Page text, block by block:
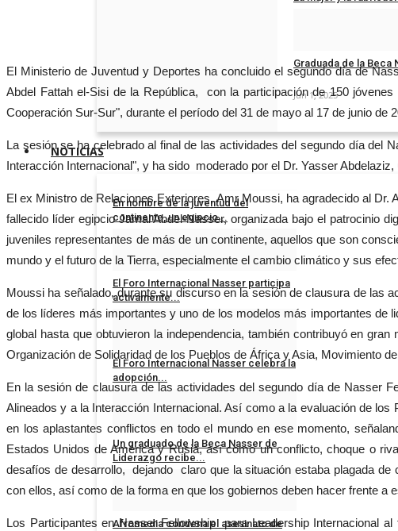
Graduada de la Beca
Jun 1, 2025
NOTICIAS
En nombre de la juventud del
continente, un egipcio...
El Foro Internacional Nasser participa
activamente...
Nov 15, 2025
El Foro Internacional Nasser celebra la
adopción...
Nov 15, 2025
Un graduado de la Beca Nasser de
Liderazgo recibe...
Sep 9, 2025
Afromedia condena el asesinato de
El Ministerio de Juventud y Deportes ha concluido el segundo día de
Abdel Fattah el-Sisi de la República, con la participación de 150
Cooperación Sur-Sur", durante el período del 31 de mayo al 17 de junio de
La sesión se ha celebrado al final de las actividades del segundo día
Interacción Internacional", y ha sido moderado por el Dr. Yasser
El ex Ministro de Relaciones Exteriores, Amr Moussi, ha agradecido al
fallecido líder egipcio Jamal Abdel-Nasser, organizada bajo el patrocinio
juveniles representantes de más de un continente, aquellos que son
mundo y el futuro de la Tierra, especialmente el cambio climático y sus
Moussi ha señalado, durante su discurso en la sesión de clausura de las
de los líderes más importantes y uno de los modelos más importantes de
global hasta que obtuvieron la independencia, también contribuyó en
Organización de Solidaridad de los Pueblos de África y Asia, Movimiento
En la sesión de clausura de las actividades del segundo día de Nasser
Alineados y a la Interacción Internacional. Así como a la evaluación de
en los aplastantes conflictos en todo el mundo en ese momento,
Estados Unidos de América y Rusia, así como un conflicto, choque o
desafíos de desarrollo, dejando claro que la situación estaba plagada
con ellos, así como de la forma en que los gobiernos deben hacer frente a
Los Participantes en Nasser Fellowship para Leadership Internacional